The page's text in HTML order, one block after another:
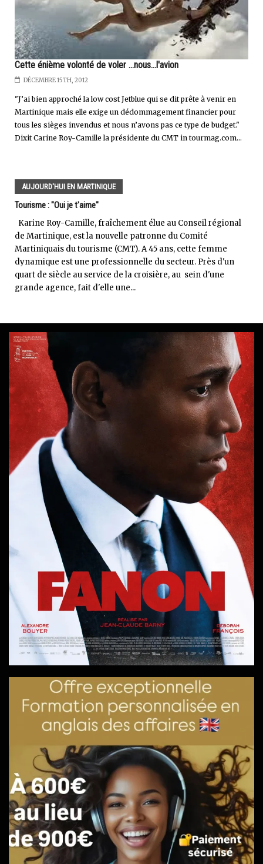
Cette énième volonté de voler ...nous...l'avion
DÉCEMBRE 15TH, 2012
"J’ai bien approché la low cost Jetblue qui se dit prête à venir en
Martinique mais elle exige un dédommagement financier pour
tous les sièges invendus et nous n’avons pas ce type de budget."
Dixit Carine Roy-Camille la présidente du CMT in tourmag.com...
AUJOURD'HUI EN MARTINIQUE
Tourisme : "Oui je t'aime"
Karine Roy-Camille, fraîchement élue au Conseil régional
de Martinique, est la nouvelle patronne du Comité
Martiniquais du tourisme (CMT). A 45 ans, cette femme
dynamique est une professionnelle du secteur. Près d'un
quart de siècle au service de la croisière, au sein d'une
grande agence, fait d'elle une...